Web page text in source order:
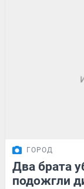
ГОРОД
Два брата
подожгли